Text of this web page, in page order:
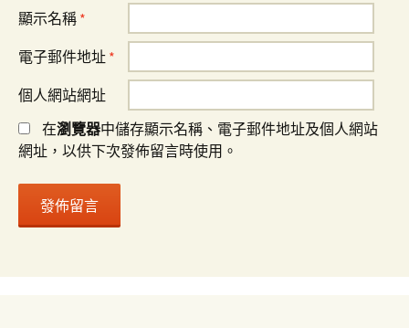
顯示名稱 *
電子郵件地址 *
個人網站網址
在瀏覽器中儲存顯示名稱、電子郵件地址及個人網站
網址，以供下次發佈留言時使用。